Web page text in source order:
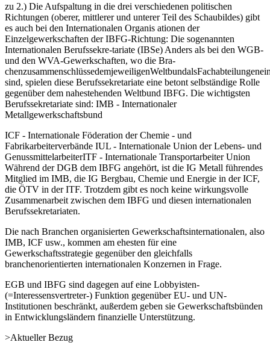
zu 2.) Die Aufspaltung in die drei verschiedenen politischen
Richtungen (oberer, mittlerer und unterer Teil des Schaubildes) gibt
es auch bei den Internationalen Organis ationen der
Einzelgewerkschaften der IBFG-Richtung: Die sogenannten
Internationalen Berufssekre-tariate (IBSe) Anders als bei den WGB-
und den WVA-Gewerkschaften, wo die Bra-
sind, spielen diese Berufssekretariate eine betont selbständige Rolle
gegenüber dem nahestehenden Weltbund IBFG. Die wichtigsten
Berufssekretariate sind: IMB - Internationaler
Metallgewerkschaftsbund
ICF - Internationale Föderation der Chemie - und
Fabrikarbeiterverbände IUL - Internationale Union der Lebens- und
GenussmittelarbeiterITF - Internationale Transportarbeiter Union
Während der DGB dem IBFG angehört, ist die IG Metall führendes
Mitglied im IMB, die IG Bergbau, Chemie und Energie in der ICF,
die ÖTV in der ITF. Trotzdem gibt es noch keine wirkungsvolle
Zusammenarbeit zwischen dem IBFG und diesen internationalen
Berufssekretariaten.
Die nach Branchen organisierten Gewerkschaftsinternationalen, also
IMB, ICF usw., kommen am ehesten für eine
Gewerkschaftsstrategie gegenüber den gleichfalls
branchenorientierten internationalen Konzernen in Frage.
EGB und IBFG sind dagegen auf eine Lobbyisten-
(=Interessensvertreter-) Funktion gegenüber EU- und UN-
Institutionen beschränkt, außerdem geben sie Gewerkschaftsbünden
in Entwicklungsländern finanzielle Unterstützung.
>Aktueller Bezug